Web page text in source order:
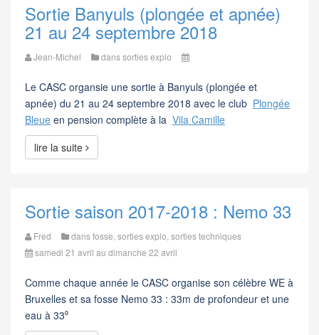
Sortie Banyuls (plongée et apnée)
21 au 24 septembre 2018
Jean-Michel danssorties explo
Le CASC organsie une sortie à Banyuls (plongée et
apnée) du 21 au 24 septembre 2018 avec le club Plongée
Bleue en pension complète à la Vila Camille
lire la suite
Sortie saison 2017-2018 : Nemo 33
Fred dansfosse sorties explo sorties techniques
samedi 21 avril au dimanche 22 avril
Comme chaque année le CASC organise son célèbre WE à
Bruxelles et sa fosse Nemo 33 : 33m de profondeur et une
eau à 33⁰